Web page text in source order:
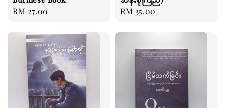
Regular
RM 27.00
Regular
RM 35.00